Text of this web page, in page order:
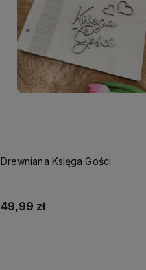
Drewniana Księga Gości
49,99 zł